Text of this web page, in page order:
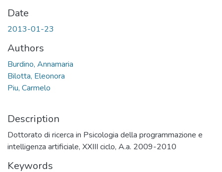
Date
2013-01-23
Authors
Burdino, Annamaria
Bilotta, Eleonora
Piu, Carmelo
Description
Dottorato di ricerca in Psicologia della programmazione e
intelligenza artificiale, XXIII ciclo, A.a. 2009-2010
Keywords